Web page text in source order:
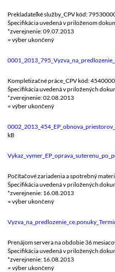
Prekladateľké služby_CPV kód:
Špecifikácia uvedená v priloženom
*zverejnenie: 09.07.2013
= výber ukončený
Kompletizačné práce_CPV kód:
Špecifikácia uvedená v priložených
*zverejnenie: 02.08.2013
= výber ukončený
kB
Počítačové zariadenia a spotrebný
Špecifikácia uvedená v priložených
*zverejnenie: 16.08.2013
= výber ukončený
Prenájom servera na obdobie 36
Špecifikácia uvedená v priložených
*zverejnenie: 16.08.2013
= výber ukončený